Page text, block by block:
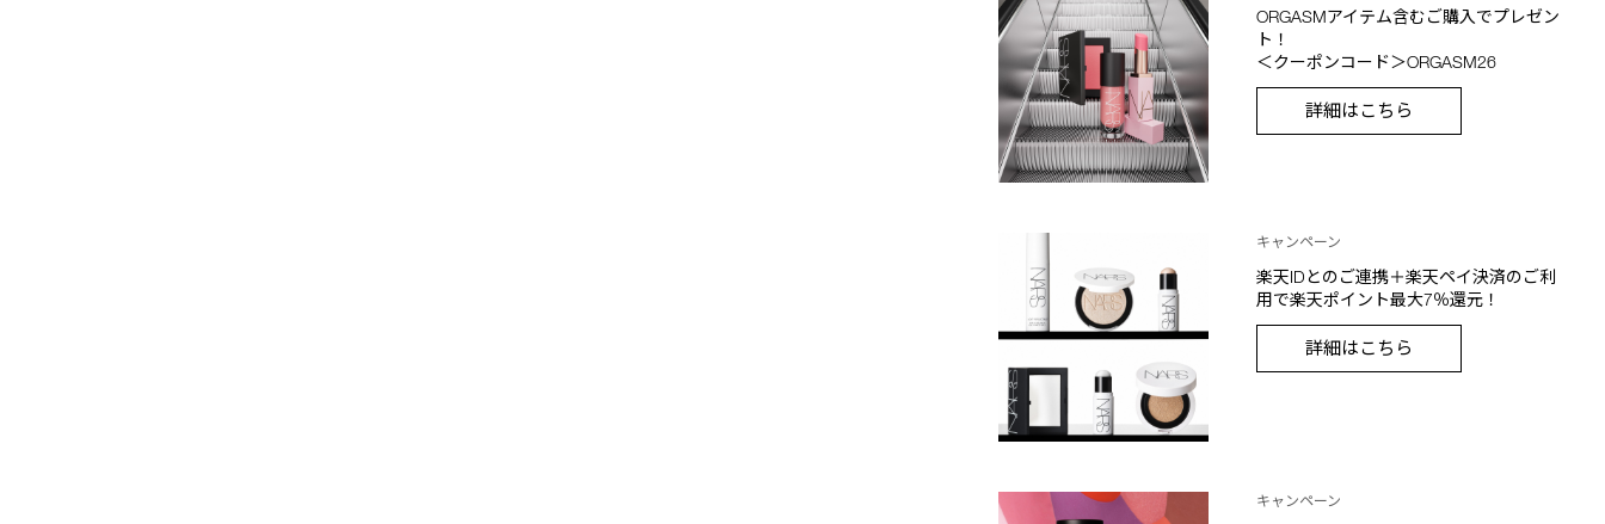
ORGASMアイテム含むご購入でプレゼン
ト！
＜クーポンコード＞ORGASM26
詳細はこちら
キャンペーン
楽天IDとのご連携＋楽天ペイ決済のご利
用で楽天ポイント最大7％還元！
詳細はこちら
キャンペーン